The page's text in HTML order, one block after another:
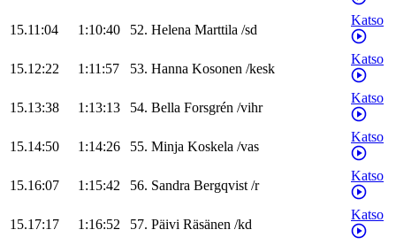
15.11:04 1:10:40 52. Helena Marttila /sd
Katso
15.12:22 1:11:57 53. Hanna Kosonen /kesk
Katso
15.13:38 1:13:13 54. Bella Forsgrén /vihr
Katso
15.14:50 1:14:26 55. Minja Koskela /vas
Katso
15.16:07 1:15:42 56. Sandra Bergqvist/r
Katso
15.17:17 1:16:52 57. Päivi Räsänen /kd
Katso